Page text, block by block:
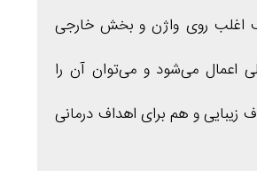
اغلب روی واژن و بخش خارجی
اعمال می‌شود و می‌توان آن را
زیبایی و هم برای اهداف درمانی